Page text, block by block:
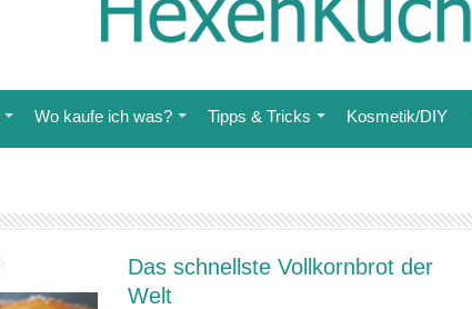
Wo kaufe ich was? Tipps & Tricks Kosmetik/DIY
Das schnellste Vollkornbrot der
Welt